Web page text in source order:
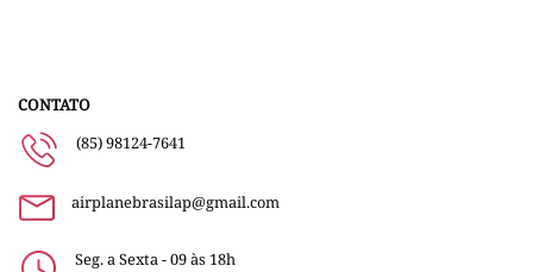
CONTATO
(85) 98124-7641
airplanebrasilap@gmail.com
Seg. a Sexta - 09 às 18h